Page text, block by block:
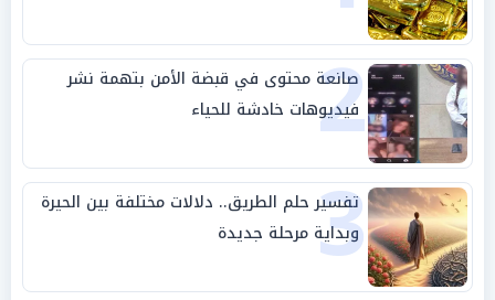
2
صانعة محتوى في قبضة الأمن بتهمة نشر
فيديوهات خادشة للحياء
3
تفسير حلم الطريق.. دلالات مختلفة بين الحيرة
وبداية مرحلة جديدة